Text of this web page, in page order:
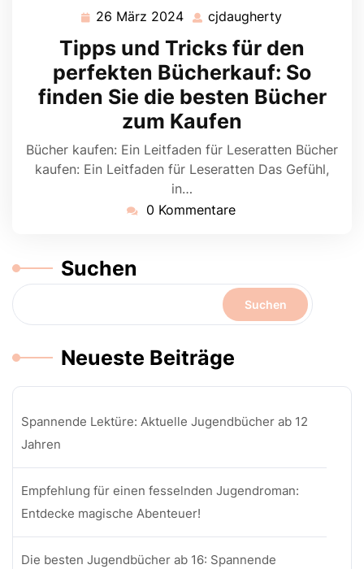
26 März 2024 26
März
2024
cjdaugherty
Tipps und Tricks für den
perfekten Bücherkauf: So
finden Sie die besten Bücher
zum Kaufen
Bücher kaufen: Ein Leitfaden für Leseratten Bücher
kaufen: Ein Leitfaden für Leseratten Das Gefühl,
in…
0 Kommentare
Suchen
Suchen
Neueste Beiträge
Spannende Lektüre: Aktuelle Jugendbücher ab 12
Jahren
Empfehlung für einen fesselnden Jugendroman:
Entdecke magische Abenteuer!
Die besten Jugendbücher ab 16: Spannende